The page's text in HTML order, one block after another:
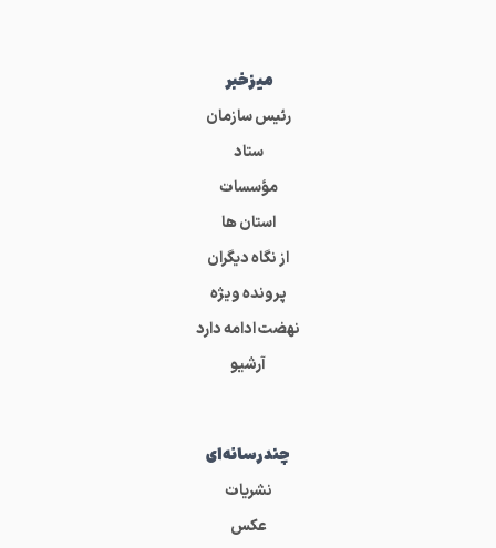
میز‌خبر
رئیس سازمان
ستاد
مؤسسات
استان ها
از نگاه دیگران
پرونده ویژه
نهضت ادامه دارد
آرشیو
چندرسانه‌ای
نشریات
عکس